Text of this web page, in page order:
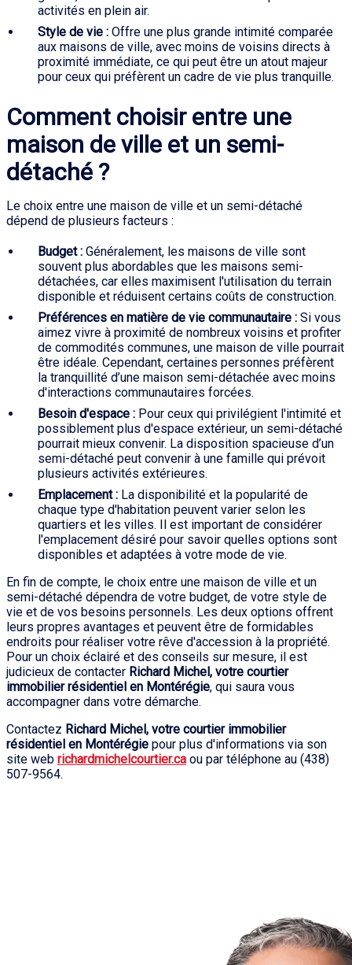
activités en plein air.
Style de vie : Offre une plus grande intimité comparée
aux maisons de ville, avec moins de voisins directs à
proximité immédiate, ce qui peut être un atout majeur
pour ceux qui préfèrent un cadre de vie plus tranquille.
Comment choisir entre une
maison de ville et un semi-
détaché ?
Le choix entre une maison de ville et un semi-détaché
dépend de plusieurs facteurs :
Budget : Généralement, les maisons de ville sont
souvent plus abordables que les maisons semi-
détachées, car elles maximisent l'utilisation du terrain
disponible et réduisent certains coûts de construction.
Préférences en matière de vie communautaire : Si vous
aimez vivre à proximité de nombreux voisins et profiter
de commodités communes, une maison de ville pourrait
être idéale. Cependant, certaines personnes préfèrent
la tranquillité d’une maison semi-détachée avec moins
d'interactions communautaires forcées.
Besoin d'espace : Pour ceux qui privilégient l'intimité et
possiblement plus d'espace extérieur, un semi-détaché
pourrait mieux convenir. La disposition spacieuse d’un
semi-détaché peut convenir à une famille qui prévoit
plusieurs activités extérieures.
Emplacement : La disponibilité et la popularité de
chaque type d'habitation peuvent varier selon les
quartiers et les villes. Il est important de considérer
l'emplacement désiré pour savoir quelles options sont
disponibles et adaptées à votre mode de vie.
En fin de compte, le choix entre une maison de ville et un
semi-détaché dépendra de votre budget, de votre style de
vie et de vos besoins personnels. Les deux options offrent
leurs propres avantages et peuvent être de formidables
endroits pour réaliser votre rêve d'accession à la propriété.
Pour un choix éclairé et des conseils sur mesure, il est
judicieux de contacter Richard Michel, votre courtier
immobilier résidentiel en Montérégie, qui saura vous
accompagner dans votre démarche.
Contactez Richard Michel, votre courtier immobilier
résidentiel en Montérégie pour plus d'informations via son
site web richardmichelcourtier.ca ou par téléphone au (438)
507-9564.